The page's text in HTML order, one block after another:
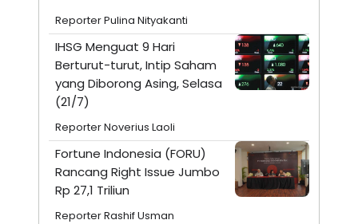
Reporter Pulina Nityakanti
IHSG Menguat 9 Hari
Berturut-turut, Intip Saham
yang Diborong Asing, Selasa
(21/7)
Reporter Noverius Laoli
Fortune Indonesia (FORU)
Rancang Right Issue Jumbo
Rp 27,1 Triliun
Reporter Rashif Usman